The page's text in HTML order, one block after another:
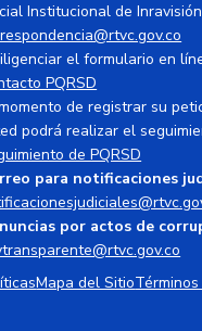
Institucional de Inravisión
el formulario en
PQRSD
de registrar su
podrá realizar el
de PQRSD
para notificaciones
por actos de
Mapa del Sitio